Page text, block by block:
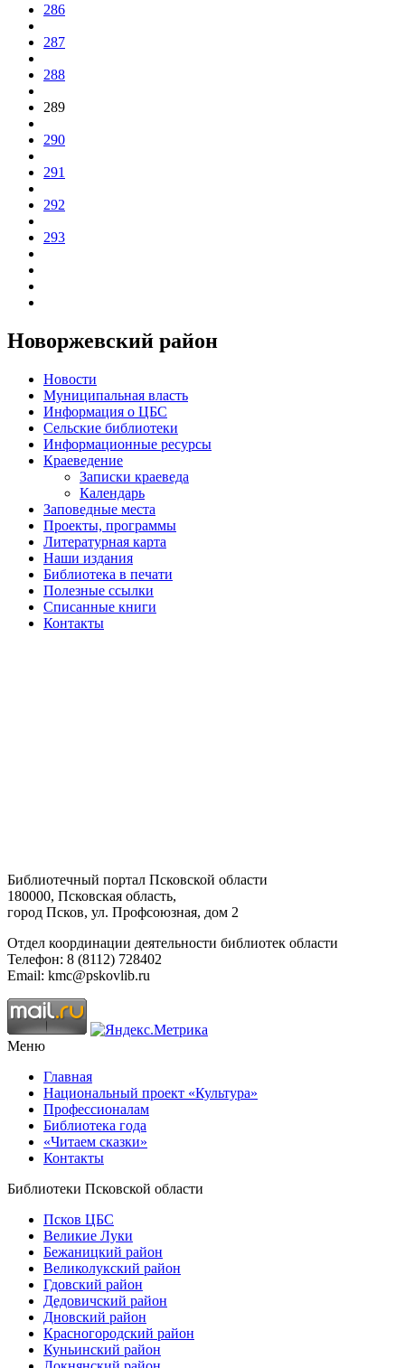
286
287
288
289
290
291
292
293
Новоржевский район
Новости
Муниципальная власть
Информация о ЦБС
Сельские библиотеки
Информационные ресурсы
Краеведение
Записки краеведа
Календарь
Заповедные места
Проекты, программы
Литературная карта
Наши издания
Библиотека в печати
Полезные ссылки
Списанные книги
Контакты
Библиотечный портал Псковской области
180000, Псковская область,
город Псков, ул. Профсоюзная, дом 2
Отдел координации деятельности библиотек области
Телефон: 8 (8112) 728402
Email: kmc@pskovlib.ru
Меню
Главная
Национальный проект «Культура»
Профессионалам
Библиотека года
«Читаем сказки»
Контакты
Библиотеки Псковской области
Псков ЦБС
Великие Луки
Бежаницкий район
Великолукский район
Гдовский район
Дедовичский район
Дновский район
Красногородский район
Куньинский район